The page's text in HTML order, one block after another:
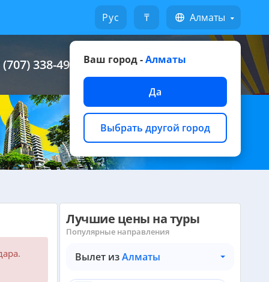
Русский ₸ Алматы
Ваш город -Алматы
Да
Выбрать другой город
(707) 338-49-49 Написать на WhatsApp
Лучшие цены на туры
Популярные направления
Вылет изАлматы